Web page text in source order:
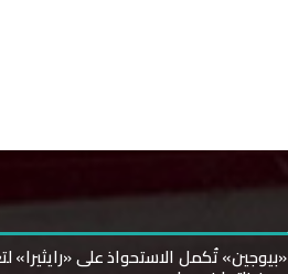
«بيوجين» تُكمل الاستحواذ على «رايثيرا»